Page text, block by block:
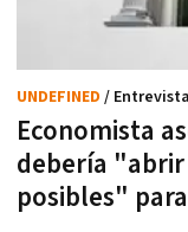
Economista
debería
posibles"
UNDEFINED / Entrevista